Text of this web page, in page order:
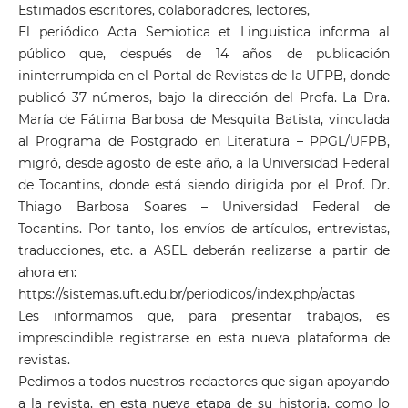
Estimados escritores, colaboradores, lectores,
El periódico Acta Semiotica et Linguistica informa al
público que, después de 14 años de publicación
ininterrumpida en el Portal de Revistas de la UFPB, donde
publicó 37 números, bajo la dirección del Profa. La Dra.
María de Fátima Barbosa de Mesquita Batista, vinculada
al Programa de Postgrado en Literatura – PPGL/UFPB,
migró, desde agosto de este año, a la Universidad Federal
de Tocantins, donde está siendo dirigida por el Prof. Dr.
Thiago Barbosa Soares – Universidad Federal de
Tocantins. Por tanto, los envíos de artículos, entrevistas,
traducciones, etc. a ASEL deberán realizarse a partir de
ahora en:
https://sistemas.uft.edu.br/periodicos/index.php/actas
Les informamos que, para presentar trabajos, es
imprescindible registrarse en esta nueva plataforma de
revistas.
Pedimos a todos nuestros redactores que sigan apoyando
a la revista, en esta nueva etapa de su historia, como lo